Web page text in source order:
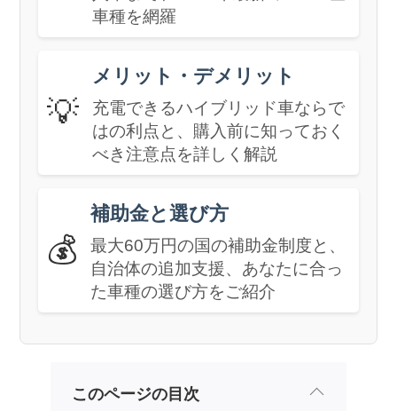
車種を網羅
💡
メリット・デメリット
充電できるハイブリッド車ならで
はの利点と、購入前に知っておく
べき注意点を詳しく解説
💰
補助金と選び方
最大60万円の国の補助金制度と、
自治体の追加支援、あなたに合っ
た車種の選び方をご紹介
このページの目次